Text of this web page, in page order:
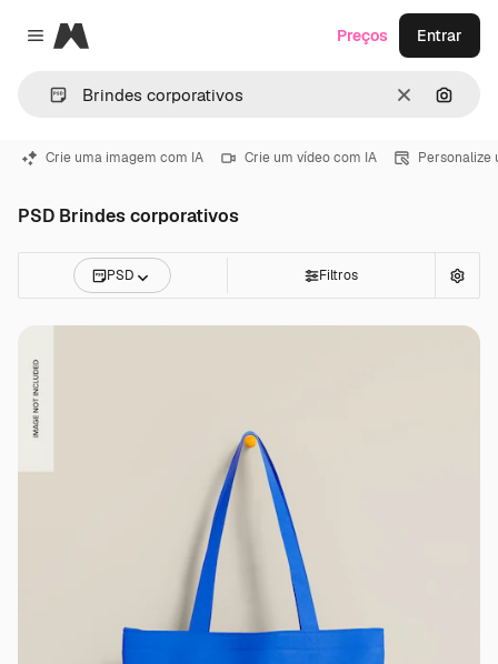
Close menu
Magnific
Limpar
Preços Entrar
Crie uma imagem com IA Crie um vídeo com IA Personalize
PSD Brindes corporativos
PSD Filtros